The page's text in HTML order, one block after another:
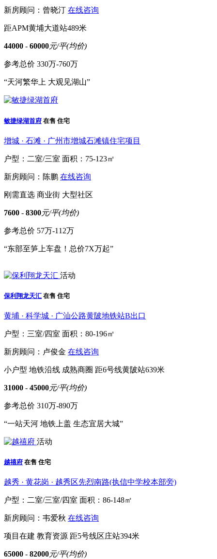
新房顾问：曾晓汀 在线咨询
距APM黄埔大道站489米
44000 - 60000元/平(均价)
参考总价 330万-760万
“天河繁华上 大观见湖山”
敏捷绿湖首府 在售 住宅
增城 · 石滩 · 广州市增城石滩镇住宅项目
户型：二室/三室 面积：75-123㎡
新房顾问：陈鹏 在线咨询
刚需直选 商业街 大型社区
7600 - 8300元/平(均价)
参考总价 57万-112万
“东部至笋上车盘！总价7X万起”
活动
保利翔龙天汇 在售 住宅
黄埔 · 科学城 · 广汕公路黄陂地铁站B出口
户型：三室/四室 面积：80-196㎡
新房顾问：卢俊金 在线咨询
小户型 地铁沿线 成熟商圈 距6号线黄陂站639米
31000 - 45000元/平(均价)
参考总价 310万-890万
“一站天河 地铁上盖 生态宜居大城”
活动
越禧府 在售 住宅
越秀 · 黄花岗 · 越秀区先烈南路(执信中学校本部旁)
户型：二室/三室/四室 面积：86-148㎡
新房顾问：韦爱秋 在线咨询
项目在建 教育资源 距5号线区庄站394米
65000 - 82000元/平(均价)